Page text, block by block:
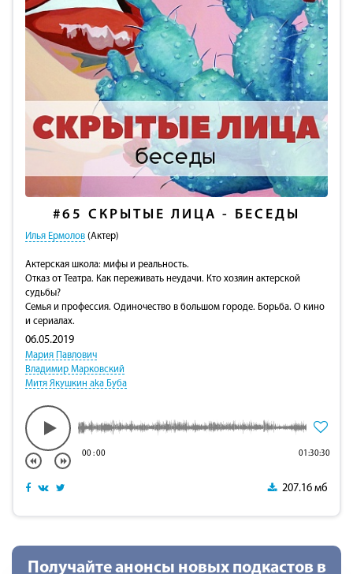
#65 СКРЫТЫЕ ЛИЦА - БЕСЕДЫ
Илья Ермолов (Актер)
Актерская школа: мифы и реальность.
Отказ от Театра. Как переживать неудачи. Кто хозяин актерской
судьбы?
Семья и профессия. Одиночество в большом городе. Борьба. О кино
и сериалах.
06.05.2019
Мария Павлович
Владимир Марковский
Митя Якушкин aka Буба
00:00 01:30:30
207.16 мб
Получайте анонсы новых подкастов в